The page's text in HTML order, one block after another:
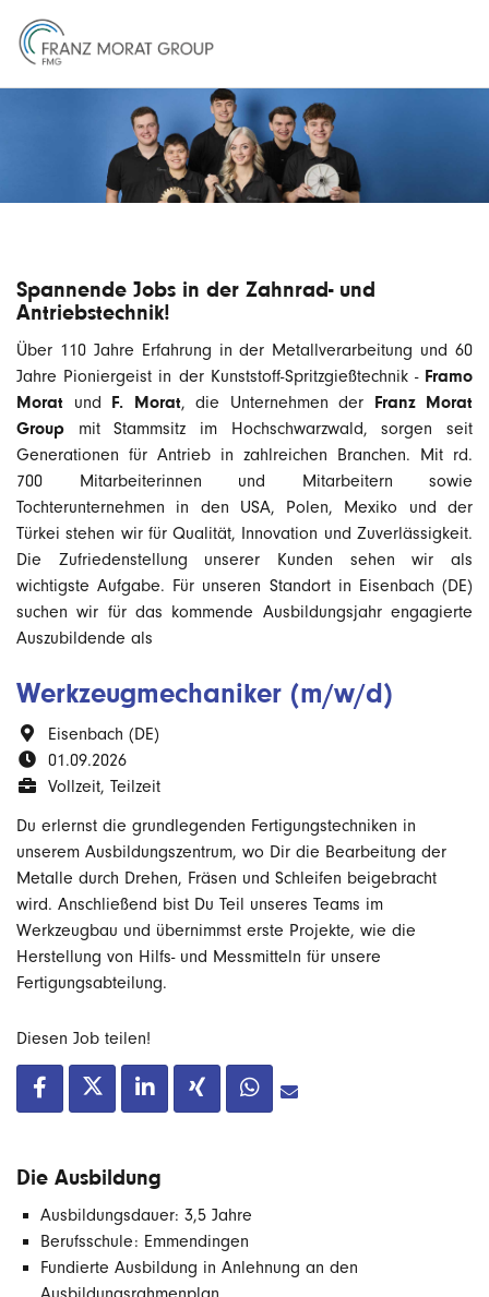
Werkzeugmechaniker (m/w/d)
Eisenbach (DE)
01.09.2026
Vollzeit, Teilzeit
Du erlernst die grundlegenden Fertigungstechniken in
unserem Ausbildungszentrum, wo Dir die Bearbeitung der
Metalle durch Drehen, Fräsen und Schleifen beigebracht
wird. Anschließend bist Du Teil unseres Teams im
Werkzeugbau und übernimmst erste Projekte, wie die
Herstellung von Hilfs- und Messmitteln für unsere
Fertigungsabteilung.
Diesen Job teilen!
Spannende Jobs in der Zahnrad- und
Antriebstechnik!
Über 110 Jahre Erfahrung in der Metallverarbeitung und 60
Jahre Pioniergeist in der Kunststoff-Spritzgießtechnik - Framo
Morat und F. Morat, die Unternehmen der Franz Morat
Group mit Stammsitz im Hochschwarzwald, sorgen seit
Generationen für Antrieb in zahlreichen Branchen. Mit rd.
700 Mitarbeiterinnen und Mitarbeitern sowie
Tochterunternehmen in den USA, Polen, Mexiko und der
Türkei stehen wir für Qualität, Innovation und Zuverlässigkeit.
Die Zufriedenstellung unserer Kunden sehen wir als
wichtigste Aufgabe. Für unseren Standort in Eisenbach (DE)
suchen wir für das kommende Ausbildungsjahr engagierte
Auszubildende als
Die Ausbildung
Ausbildungsdauer: 3,5 Jahre
Berufsschule: Emmendingen
Fundierte Ausbildung in Anlehnung an den